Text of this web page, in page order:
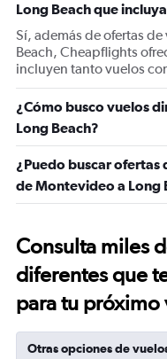
Long Beach que
Sí, además de ofertas
Beach, Cheapflights
incluyen tanto vuelos
¿Cómo busco vuelos
Long Beach?
¿Puedo buscar ofertas
de Montevideo a Long
Consulta miles
diferentes que
para tu próximo
Otras opciones de